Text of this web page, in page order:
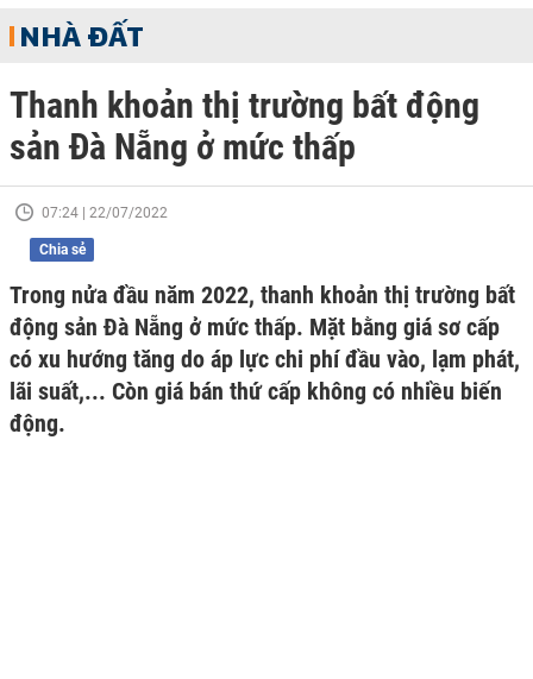
NHÀ ĐẤT
Thanh khoản thị trường bất động
sản Đà Nẵng ở mức thấp
07:24 | 22/07/2022
Chia sẻ
Trong nửa đầu năm 2022, thanh khoản thị trường bất
động sản Đà Nẵng ở mức thấp. Mặt bằng giá sơ cấp
có xu hướng tăng do áp lực chi phí đầu vào, lạm phát,
lãi suất,... Còn giá bán thứ cấp không có nhiều biến
động.